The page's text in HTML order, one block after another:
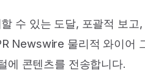
수 있는 도달, 포괄적 보
Newswire 물리적 와이어
에 콘텐츠를 전송합니다.